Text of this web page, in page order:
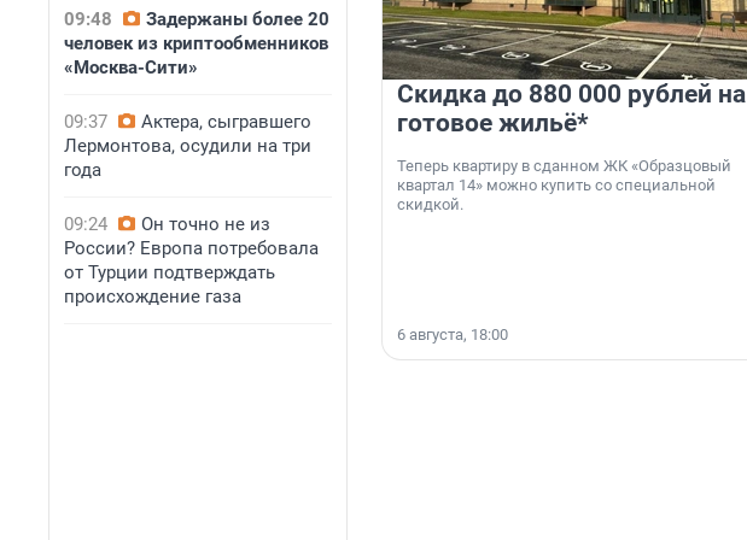
09:48
Задержаны более 20
человек из криптообменников
«Москва-Сити»
09:37
Актера, сыгравшего
Лермонтова, осудили на три
года
09:24
Он точно не из
России? Европа потребовала
от Турции подтверждать
происхождение газа
Скидка до 880 000 рублей на
готовое жильё*
Теперь квартиру в сданном ЖК «Образцовый
квартал 14» можно купить со специальной
скидкой.
6 августа, 18:00